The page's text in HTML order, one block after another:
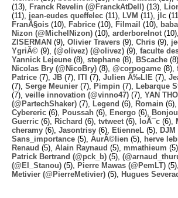
(13),
Franck Revelin (@FranckAtDell) (13),
(11), jean-eudes queffelec (11), LVM (11), jlc
FranÃ§ois (10), Fabrice (10), Filmail (10),
Nizon (@MichelNizon) (10), arderborelnot (10),
ZISERMAN (9), Olivier Travers (9), Chris (9),
YgriÃ© (9), (@olivez) (@olivez) (9), faculte
Yannick Lejeune (8), stephane (8), BScache
Nicolas Bry (@NicoBry) (8), @corpogame (8),
Patrice (7), JB (7), ITI (7), Julien Ã‰LIE (7),
(7), Serge Meunier (7), Pimpin (7), Lebarque
(7), veille innovation (@vinno47) (7), YAN
(@PartechShaker) (7), Legend (6), Romain (6),
Cybereric (6), Poussah (6), Energo (6),
Guerric (6), Richard (6), tvtweet (6), loÃ¯c (6),
cheramy (6), Jasontrisy (6), EtienneL (5), DJM
Sans_importance (5), AurÃ©lien (5), herve
Renaud (5), Alain Raynaud (5), mmathieum (5),
Patrick Bertrand (@pck_b) (5),
(@El_Stanou) (5), Pierre Mawas (@PemLT) (5),
Metivier (@PierreMetivier) (5), Hugues